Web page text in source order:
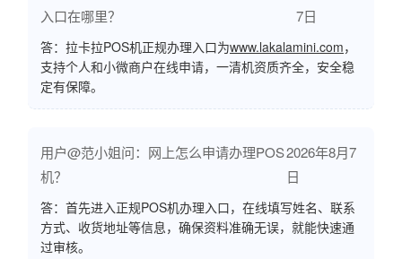
入口在哪里？
7日
答：拉卡拉POS机正规办理入口为www.lakalamini.com，
支持个人和小微商户在线申请，一清机资质齐全，安全稳
定有保障。
用户@范小姐问：网上怎么申请办理POS
机？
2026年8月7
日
答：首先进入正规POS机办理入口，在线填写姓名、联系
方式、收货地址等信息，确保资料准确无误，就能快速通
过审核。